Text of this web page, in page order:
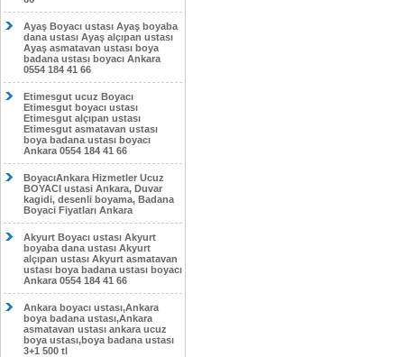
Ayaş Boyacı ustası Ayaş boyaba
dana ustası Ayaş alçıpan ustası
Ayaş asmatavan ustası boya
badana ustası boyacı Ankara
0554 184 41 66
Etimesgut ucuz Boyacı
Etimesgut boyacı ustası
Etimesgut alçıpan ustası
Etimesgut asmatavan ustası
boya badana ustası boyacı
Ankara 0554 184 41 66
BoyacıAnkara Hizmetler Ucuz
BOYACI ustasi Ankara, Duvar
kagidi, desenli boyama, Badana
Boyaci Fiyatları Ankara
Akyurt Boyacı ustası Akyurt
boyaba dana ustası Akyurt
alçıpan ustası Akyurt asmatavan
ustası boya badana ustası boyacı
Ankara 0554 184 41 66
Ankara boyacı ustası,Ankara
boya badana ustası,Ankara
asmatavan ustası ankara ucuz
boya ustası,boya badana ustası
3+1 500 tl